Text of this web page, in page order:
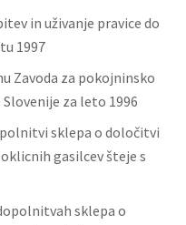
in uživanje pravice do
1997
Zavoda za pokojninsko
za leto 1996
sklepa o določitvi
gasilcev šteje s
sklepa o